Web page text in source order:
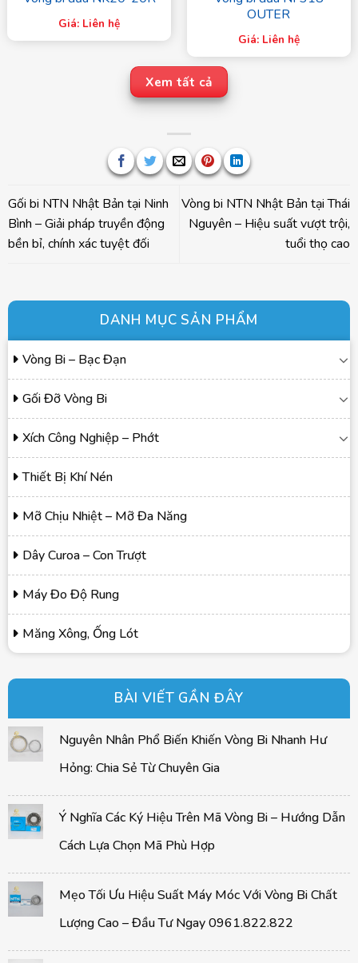
Giá: Liên hệ
OUTER
Giá: Liên hệ
Xem tất cả
Gối bi NTN Nhật Bản tại Ninh
Bình – Giải pháp truyền động
bền bỉ, chính xác tuyệt đối
Vòng bi NTN Nhật Bản tại Thái
Nguyên – Hiệu suất vượt trội,
tuổi thọ cao
DANH MỤC SẢN PHẨM
Vòng Bi – Bạc Đạn
Gối Đỡ Vòng Bi
Xích Công Nghiệp – Phớt
Thiết Bị Khí Nén
Mỡ Chịu Nhiệt – Mỡ Đa Năng
Dây Curoa – Con Trượt
Máy Đo Độ Rung
Măng Xông, Ống Lót
BÀI VIẾT GẦN ĐÂY
Nguyên Nhân Phổ Biến Khiến Vòng Bi Nhanh Hư
Hỏng: Chia Sẻ Từ Chuyên Gia
Ý Nghĩa Các Ký Hiệu Trên Mã Vòng Bi – Hướng Dẫn
Cách Lựa Chọn Mã Phù Hợp
Mẹo Tối Ưu Hiệu Suất Máy Móc Với Vòng Bi Chất
Lượng Cao – Đầu Tư Ngay 0961.822.822